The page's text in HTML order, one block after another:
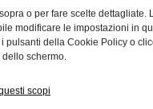
o per fare scelte dettagliate.
modificare le impostazioni in
pulsanti della Cookie Policy o
schermo.
scopi